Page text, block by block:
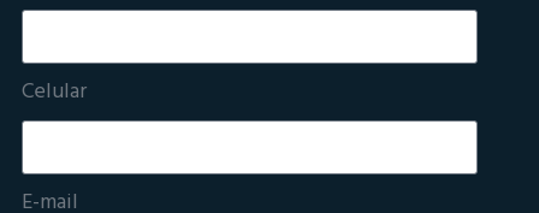
Celular
E-mail